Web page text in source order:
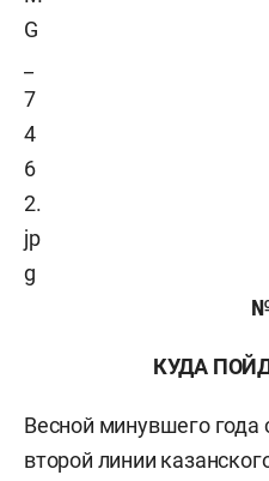
КУДА
Весной минувшего года
второй линии